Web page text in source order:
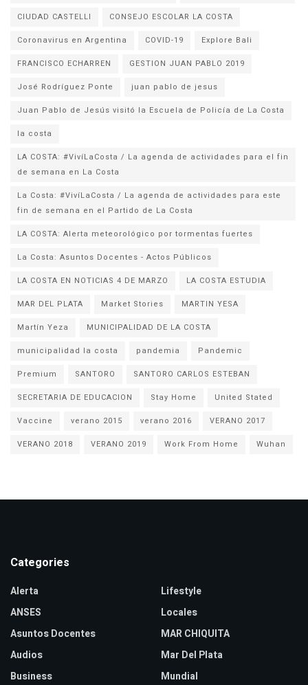
CIUDAD CASTELLI
CONSEJO ESCOLAR LA COSTA
Coronavirus en Argentina
COVID-19
Explore Bali
FRANCISCO ECHARREN
GESTION JUAN PABLO 2019
José Rodríguez Ponte
juan pablo de jesus
la costa
LA COSTA: #VivíLaCosta / La agenda de actividades para el fin
de semana en La Costa
La Costa: #VivíLaCosta / La agenda de actividades para este
fin de semana en el Partido de La Costa
LA COSTA: Alerta meteorológico por tormentas fuertes
La Costa: Asuntos Docentes - Actos Públicos
LA COSTA EN NOTICIAS 4 DE MARZO
LA COSTA ESTUDIA
MAR DEL PLATA
Market Stories
MARTIN YESA
Martín Yeza
MUNICIPALIDAD DE LA COSTA
municipalidad la costa
pandemia
Pandemic
Premium
SANTORO
SANTORO CARLOS ESTEBAN
SECRETARIA DE EDUCACION
Stay Home
United Stated
Vaccine
verano 2015 verano 2016
VERANO 2017
VERANO 2018
VERANO 2019 Work From Home Wuhan
Categories
Alerta
ANSES
Asuntos Docentes
Audios
Business
Lifestyle
Locales
MAR CHIQUITA
Mar Del Plata
Mundial